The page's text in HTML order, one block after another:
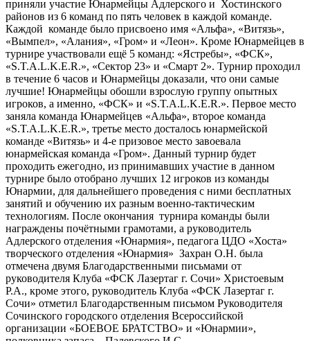
приняли участие Юнармейцы Адлерского и Хостинского
районов из 6 команд по пять человек в каждой команде.
Каждой команде было присвоено имя «Альфа», «Витязь»,
«Вымпел», «Алания», «Гром» и «Леон». Кроме Юнармейцев в
турнире участвовали ещё 5 команд: «Ястребы», «ФСК»,
«S.T.A.L.K.E.R.», «Сектор 23» и «Смарт 2». Турнир проходил
в течение 6 часов и Юнармейцы доказали, что они самые
лучшие! Юнармейцы обошли взрослую группу опытных
игроков, а именно, «ФСК» и «S.T.A.L.K.E.R.». Первое место
заняла команда Юнармейцев «Альфа», второе команда
«S.T.A.L.K.E.R.», третье место досталось юнармейской
команде «Витязь» и 4-е призовое место завоевала
юнармейская команда «Гром». Данный турнир будет
проходить ежегодно, из принимавших участие в данном
турнире было отобрано лучших 12 игроков из команды
Юнармии, для дальнейшего проведения с ними бесплатных
занятий и обучению их разным военно-тактическим
технологиям. После окончания турнира команды были
награждены почётными грамотами, а руководитель
Адлерского отделения «Юнармия», педагога ЦДО «Хоста»
творческого отделения «Юнармия» Захран О.Н. была
отмечена двумя Благодарственными письмами от
руководителя Клуба «ФСК Лазертаг г. Сочи» Христоевым
Р.А., кроме этого, руководитель Клуба «ФСК Лазертаг г.
Сочи» отметил Благодарственным письмом Руководителя
Сочинского городского отделения Всероссийской
организации «БОЕВОЕ БРАТСТВО» и «Юнармии»,